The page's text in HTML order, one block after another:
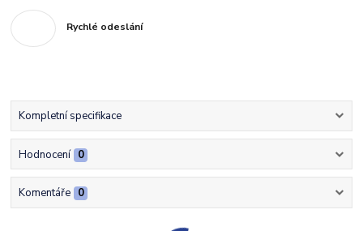
Rychlé odeslání
Kompletní specifikace
Hodnocení 0
Komentáře 0